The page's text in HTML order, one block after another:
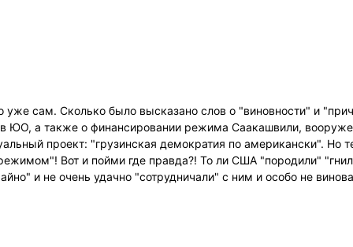
сам. Сколько было высказано слов о "виновности" и
ЮО, а также о финансировании режима Саакашвили,
проект: "грузинская демократия по американски". Но
Вот и пойми где правда?! То ли США "породили"
и не очень удачно "сотрудничали" с ним и особо не